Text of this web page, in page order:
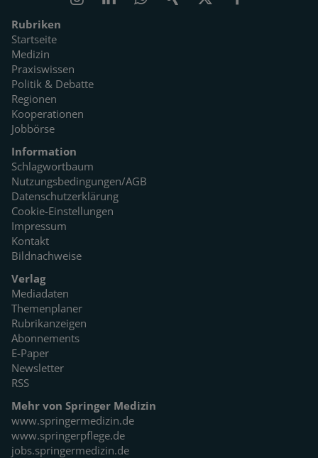
Rubriken
Startseite
Medizin
Praxiswissen
Politik & Debatte
Regionen
Kooperationen
Jobbörse
Information
Schlagwortbaum
Nutzungsbedingungen/AGB
Datenschutzerklärung
Cookie-Einstellungen
Impressum
Kontakt
Bildnachweise
Verlag
Mediadaten
Themenplaner
Rubrikanzeigen
Abonnements
E-Paper
Newsletter
RSS
Mehr von Springer Medizin
www.springermedizin.de
www.springerpflege.de
jobs.springermedizin.de